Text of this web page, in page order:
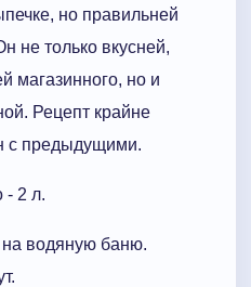
но правильней
не только вкусней,
магазинного, но и
Рецепт крайне
с предыдущими.
- 2 л.
на водяную баню.